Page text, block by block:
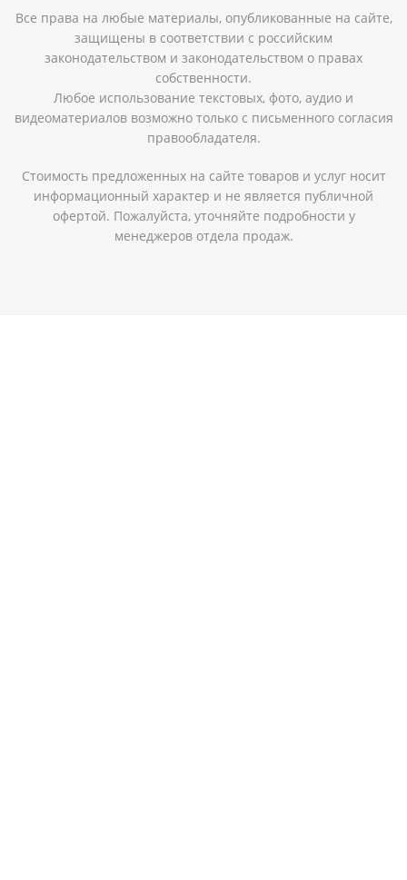
Все права на любые материалы, опубликованные на сайте,
защищены в соответствии с российским
законодательством и законодательством о правах
собственности.
Любое использование текстовых, фото, аудио и
видеоматериалов возможно только с письменного согласия
правообладателя.
Стоимость предложенных на сайте товаров и услуг носит
информационный характер и не является публичной
офертой. Пожалуйста, уточняйте подробности у
менеджеров отдела продаж.